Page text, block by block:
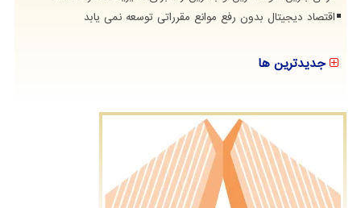
اقتصاد دیجیتال بدون رفع موانع مقرراتی توسعه نمی یابد
جدیدترین ها